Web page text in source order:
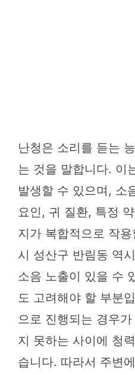
난청은 소리를 듣는
는 것을 말합니다. 이
발생할 수 있으며, 소
요인, 귀 질환, 특정
지가 복합적으로 작
시 성산구 반림동 역
소음 노출이 있을 수
도 고려해야 할 부분
으로 진행되는 경우
지 못하는 사이에 청
습니다. 따라서 주변